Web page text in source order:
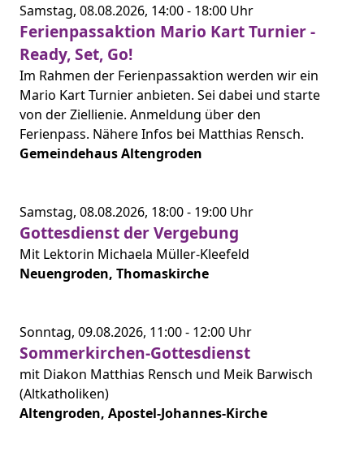
Samstag, 08.08.2026, 14:00 - 18:00 Uhr
Ferienpassaktion Mario Kart Turnier -
Ready, Set, Go!
Im Rahmen der Ferienpassaktion werden wir ein
Mario Kart Turnier anbieten. Sei dabei und starte
von der Ziellienie. Anmeldung über den
Ferienpass. Nähere Infos bei Matthias Rensch.
Gemeindehaus Altengroden
Samstag, 08.08.2026, 18:00 - 19:00 Uhr
Gottesdienst der Vergebung
Mit Lektorin Michaela Müller-Kleefeld
Neuengroden, Thomaskirche
Sonntag, 09.08.2026, 11:00 - 12:00 Uhr
Sommerkirchen-Gottesdienst
mit Diakon Matthias Rensch und Meik Barwisch
(Altkatholiken)
Altengroden, Apostel-Johannes-Kirche